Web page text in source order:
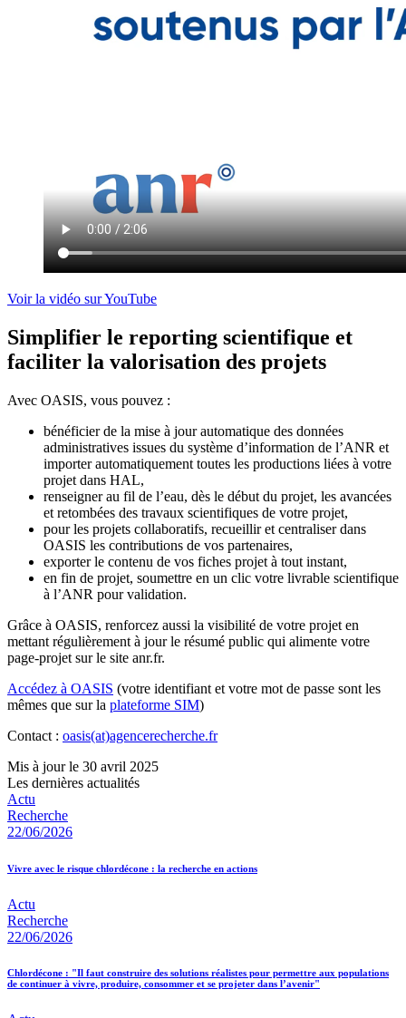
Voir la vidéo sur YouTube
Simplifier le reporting scientifique et
faciliter la valorisation des projets
Avec OASIS, vous pouvez :
bénéficier de la mise à jour automatique des données
administratives issues du système d’information de l’ANR et
importer automatiquement toutes les productions liées à votre
projet dans HAL,
renseigner au fil de l’eau, dès le début du projet, les avancées
et retombées des travaux scientifiques de votre projet,
pour les projets collaboratifs, recueillir et centraliser dans
OASIS les contributions de vos partenaires,
exporter le contenu de vos fiches projet à tout instant,
en fin de projet, soumettre en un clic votre livrable scientifique
à l’ANR pour validation.
Grâce à OASIS, renforcez aussi la visibilité de votre projet en
mettant régulièrement à jour le résumé public qui alimente votre
page-projet sur le site anr.fr.
Accédez à OASIS (votre identifiant et votre mot de passe sont les
mêmes que sur la plateforme SIM)
Contact : oasis(at)agencerecherche.fr
Mis à jour le 30 avril 2025
Les dernières actualités
Actu
Recherche
22/06/2026
Vivre avec le risque chlordécone : la recherche en actions
Actu
Recherche
22/06/2026
Chlordécone : "Il faut construire des solutions réalistes pour permettre aux populations
de continuer à vivre, produire, consommer et se projeter dans l’avenir"